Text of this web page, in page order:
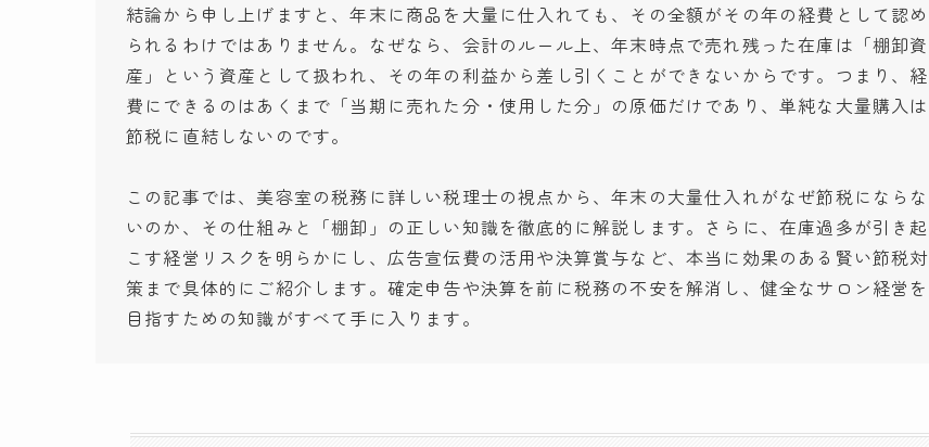
結論から申し上げますと、年末に商品を大量に仕入れても、その全額がその年の経費として認め
られるわけではありません。なぜなら、会計のルール上、年末時点で売れ残った在庫は「棚卸資
産」という資産として扱われ、その年の利益から差し引くことができないからです。つまり、経
費にできるのはあくまで「当期に売れた分・使用した分」の原価だけであり、単純な大量購入は
節税に直結しないのです。
この記事では、美容室の税務に詳しい税理士の視点から、年末の大量仕入れがなぜ節税にならな
いのか、その仕組みと「棚卸」の正しい知識を徹底的に解説します。さらに、在庫過多が引き起
こす経営リスクを明らかにし、広告宣伝費の活用や決算賞与など、本当に効果のある賢い節税対
策まで具体的にご紹介します。確定申告や決算を前に税務の不安を解消し、健全なサロン経営を
目指すための知識がすべて手に入ります。